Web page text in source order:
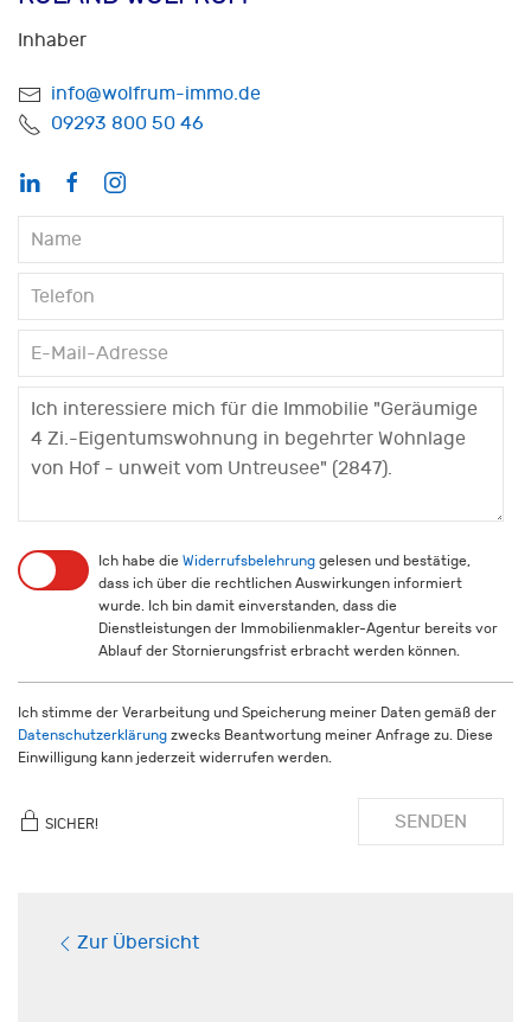
Inhaber
info@wolfrum-immo.de
09293 800 50 46
Ich habe die Widerrufsbelehrung gelesen und bestätige,
dass ich über die rechtlichen Auswirkungen informiert
wurde. Ich bin damit einverstanden, dass die
Dienstleistungen der Immobilienmakler-Agentur bereits vor
Ablauf der Stornierungsfrist erbracht werden können.
Ich stimme der Verarbeitung und Speicherung meiner Daten gemäß der
Datenschutzerklärung zwecks Beantwortung meiner Anfrage zu. Diese
Einwilligung kann jederzeit widerrufen werden.
SICHER! SENDEN
Zur Übersicht